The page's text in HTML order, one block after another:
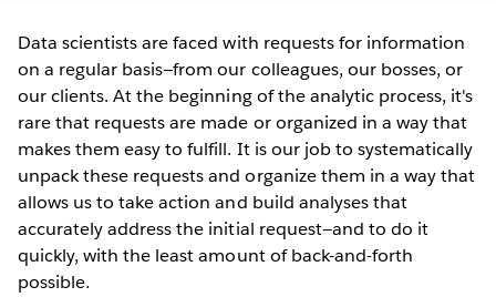
Data scientists are faced with requests for information
on a regular basis—from our colleagues, our bosses, or
our clients. At the beginning of the analytic process, it's
rare that requests are made or organized in a way that
makes them easy to fulfill. It is our job to systematically
unpack these requests and organize them in a way that
allows us to take action and build analyses that
accurately address the initial request—and to do it
quickly, with the least amount of back-and-forth
possible.